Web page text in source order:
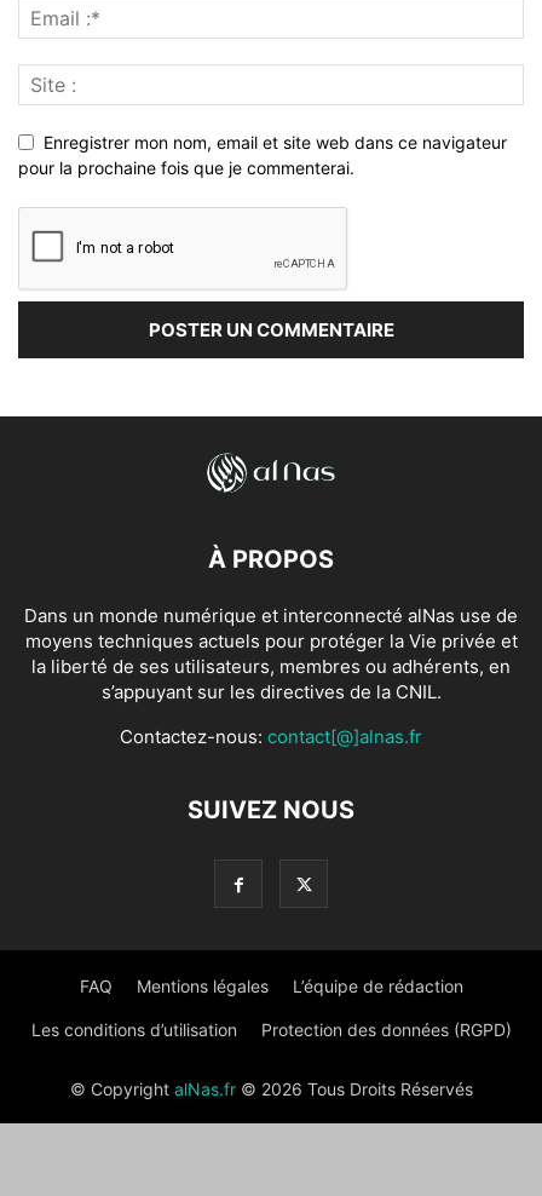
Enregistrer mon nom, email et site web dans ce navigateur
pour la prochaine fois que je commenterai.
À PROPOS
Dans un monde numérique et interconnecté alNas use de
moyens techniques actuels pour protéger la Vie privée et
la liberté de ses utilisateurs, membres ou adhérents, en
s’appuyant sur les directives de la CNIL.
Contactez-nous: contact[@]alnas.fr
SUIVEZ NOUS
FAQ Mentions légales L’équipe de rédaction
Les conditions d’utilisation Protection des données (RGPD)
© Copyright alNas.fr© 2026 Tous Droits Réservés